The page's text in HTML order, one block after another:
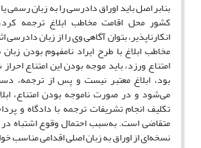
بنابر اصل باید اوراق دادرسی را به زبان رسمی
کشور محل اقامت مخاطب ابلاغ ترجمه
انکارناپذیر، بتوان آگاهی وی را از زبان
مخاطب ابلاغ با طرح ایراد نامفهوم بودن زبان
امتناع ورزد، باید موجه بودن این امتناع
بود، ابلاغ معتبر نیست و پس از ترجمه،
می‌شود و در صورت ناموجه بودن امتناع،
تکلیف انجام تشریفات ترجمه با دادگاه و
متقاضی است. به‌سبب احتمال وقوع اشتباه
نسخه‌ای از اوراق به زبان اصلی اقدامی مناسب